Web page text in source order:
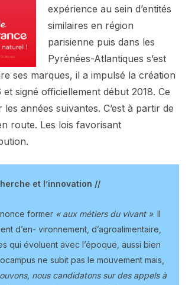
expérience au sein d’entités
similaires en région
parisienne puis dans les
Pyrénées-Atlantiques s’est
ses marques, il a impulsé la création
et signé officiellement début 2018. Ce
années suivantes. C’est à partir de
route. Les lois favorisant
et l’innovation //
former « aux métiers du vivant ». Il
d’en- vironnement, d’agroalimentaire,
qui évoluent avec l’époque, aussi bien
ne subit pas le mouvement mais,
nous candidatons sur des appels à